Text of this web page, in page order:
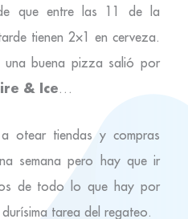
que entre las 11 de la
tienen 2×1 en cerveza.
una buena pizza salió por
& Ice…
otear tiendas y compras
semana pero hay que ir
de todo lo que hay por
tarea del regateo.